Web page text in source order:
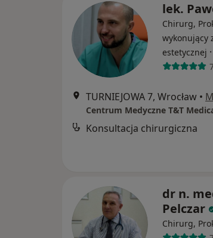
lek.
Chirurg,
wykonujący
estetycznej ·
TURNIEJOWA 7, Wrocław •
Centrum Medyczne T&T
Konsultacja chirurgiczna
dr n.
Pelczar
Chirurg,